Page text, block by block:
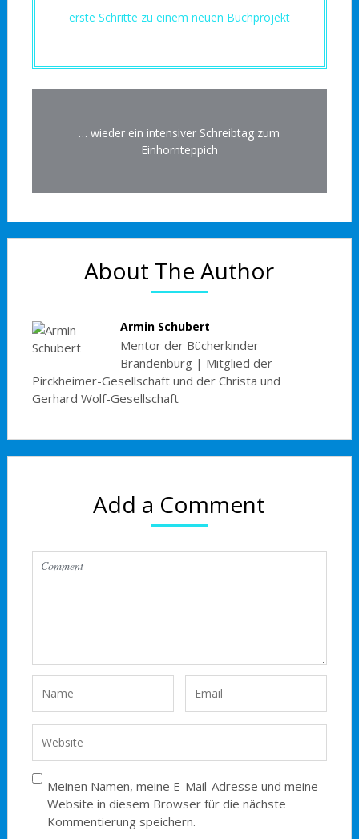
erste Schritte zu einem neuen Buchprojekt
… wieder ein intensiver Schreibtag zum
Einhornteppich
About The Author
Armin Schubert
Mentor der Bücherkinder
Brandenburg | Mitglied der
Pirckheimer-Gesellschaft und der Christa und
Gerhard Wolf-Gesellschaft
Add a Comment
Meinen Namen, meine E-Mail-Adresse und meine
Website in diesem Browser für die nächste
Kommentierung speichern.